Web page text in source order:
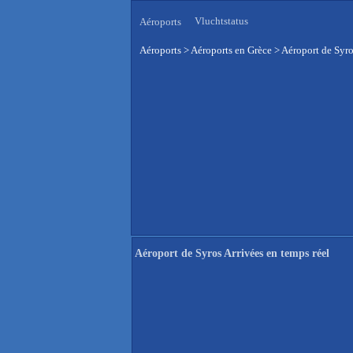
Aéroports Vluchtstatus
Aéroports >Aéroports en Grèce >Aéroport de
Aéroport de Syros Arrivées en temps réel